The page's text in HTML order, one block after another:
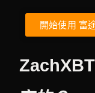
開始使用 富